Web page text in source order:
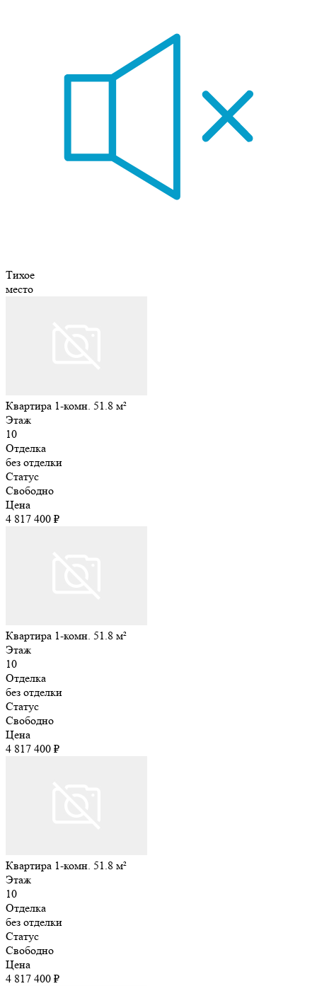
Тихое
место
Квартира 1-комн. 51.8 м²
Этаж
10
Отделка
без отделки
Статус
Свободно
Цена
4 817 400 ₽
Квартира 1-комн. 51.8 м²
Этаж
10
Отделка
без отделки
Статус
Свободно
Цена
4 817 400 ₽
Квартира 1-комн. 51.8 м²
Этаж
10
Отделка
без отделки
Статус
Свободно
Цена
4 817 400 ₽